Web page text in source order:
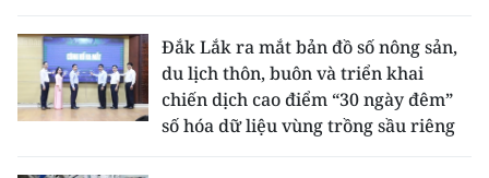
Đắk Lắk ra mắt bản đồ số nông sản,
du lịch thôn, buôn và triển khai
chiến dịch cao điểm “30 ngày đêm”
số hóa dữ liệu vùng trồng sầu riêng